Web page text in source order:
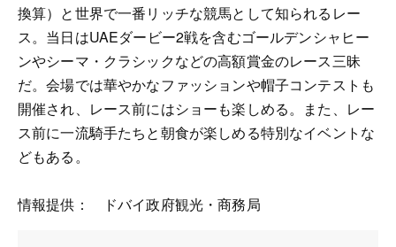
換算）と世界で一番リッチな競馬として知られるレー
ス。当日はUAEダービー2戦を含むゴールデンシャヒー
ンやシーマ・クラシックなどの高額賞金のレース三昧
だ。会場では華やかなファッションや帽子コンテストも
開催され、レース前にはショーも楽しめる。また、レー
ス前に一流騎手たちと朝食が楽しめる特別なイベントな
どもある。
情報提供： ドバイ政府観光・商務局